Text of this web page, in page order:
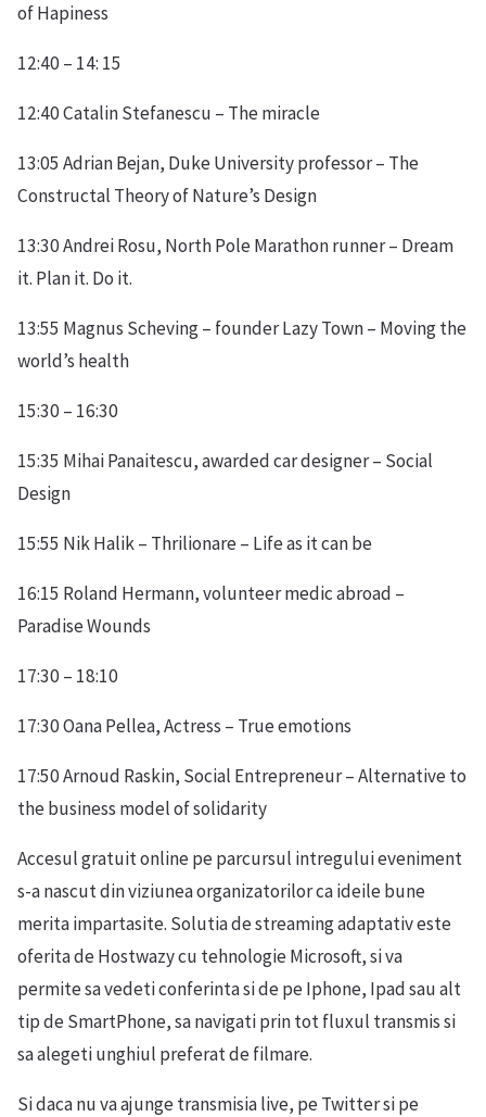
of Hapiness
12:40 – 14: 15
12:40 Catalin Stefanescu – The miracle
13:05 Adrian Bejan, Duke University professor – The
Constructal Theory of Nature’s Design
13:30 Andrei Rosu, North Pole Marathon runner – Dream
it. Plan it. Do it.
13:55 Magnus Scheving – founder Lazy Town – Moving the
world’s health
15:30 – 16:30
15:35 Mihai Panaitescu, awarded car designer – Social
Design
15:55 Nik Halik – Thrilionare – Life as it can be
16:15 Roland Hermann, volunteer medic abroad –
Paradise Wounds
17:30 – 18:10
17:30 Oana Pellea, Actress – True emotions
17:50 Arnoud Raskin, Social Entrepreneur – Alternative to
the business model of solidarity
Accesul gratuit online pe parcursul intregului eveniment
s-a nascut din viziunea organizatorilor ca ideile bune
merita impartasite. Solutia de streaming adaptativ este
oferita de Hostwazy cu tehnologie Microsoft, si va
permite sa vedeti conferinta si de pe Iphone, Ipad sau alt
tip de SmartPhone, sa navigati prin tot fluxul transmis si
sa alegeti unghiul preferat de filmare.
Si daca nu va ajunge transmisia live, pe Twitter si pe